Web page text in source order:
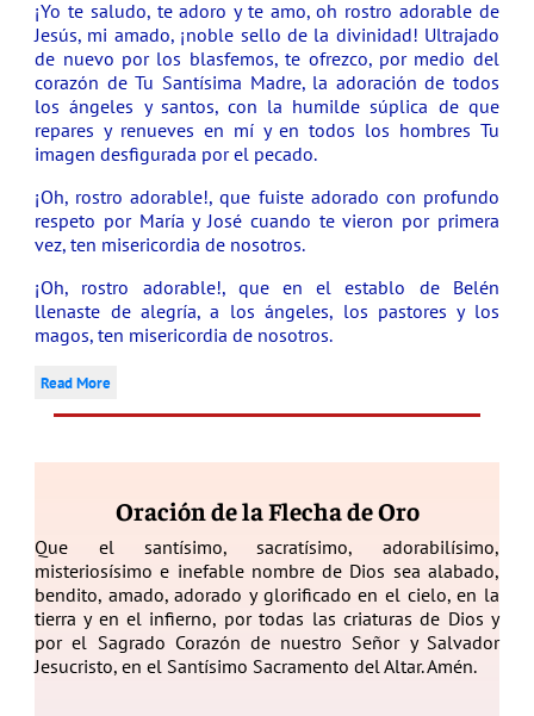
¡Yo te saludo, te adoro y te amo, oh rostro adorable de
Jesús, mi amado, ¡noble sello de la divinidad! Ultrajado
de nuevo por los blasfemos, te ofrezco, por medio del
corazón de Tu Santísima Madre, la adoración de todos
los ángeles y santos, con la humilde súplica de que
repares y renueves en mí y en todos los hombres Tu
imagen desfigurada por el pecado.
¡Oh, rostro adorable!, que fuiste adorado con profundo
respeto por María y José cuando te vieron por primera
vez, ten misericordia de nosotros.
¡Oh, rostro adorable!, que en el establo de Belén
llenaste de alegría, a los ángeles, los pastores y los
magos, ten misericordia de nosotros.
Read More
Oración de la Flecha de Oro
Que el santísimo, sacratísimo, adorabilísimo,
misteriosísimo e inefable nombre de Dios sea alabado,
bendito, amado, adorado y glorificado en el cielo, en la
tierra y en el infierno, por todas las criaturas de Dios y
por el Sagrado Corazón de nuestro Señor y Salvador
Jesucristo, en el Santísimo Sacramento del Altar. Amén.